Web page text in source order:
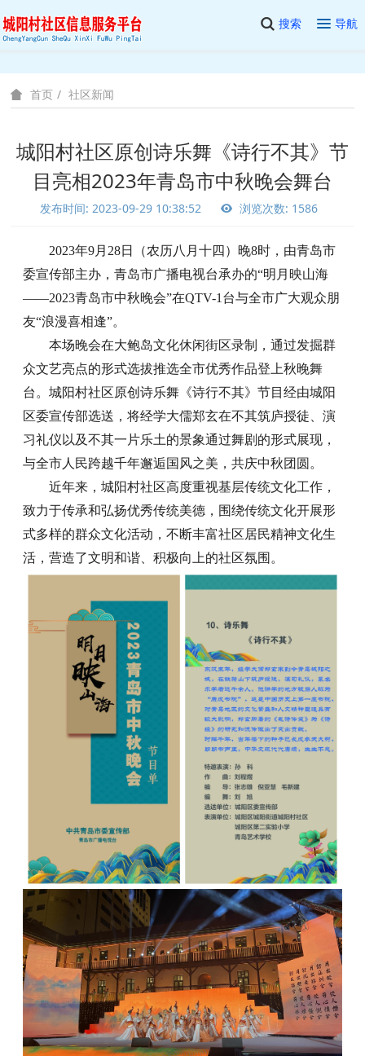
搜索 导航
首页 社区新闻
城阳村社区原创诗乐舞《诗行不其》节
目亮相2023年青岛市中秋晚会舞台
发布时间: 2023-09-29 10:38:52 浏览次数: 1586
2023年9月28日（农历八月十四）晚8时 ， 由青岛市
委宣传部主办，青岛市广播电视台承办的“明月映山海
——2023青岛市中秋晚会”在QTV-1 台与全市广大观众朋
友“浪漫喜相逢”。
本场晚会在大鲍岛文化休闲街区录制，通过发掘群
众文艺亮点的形式选拔推选全市优秀作品登上秋晚舞
台。城阳村社区原创诗乐舞《诗行不其》节目经由城阳
区委宣传部选送，将经学大儒郑玄在不其筑庐授徒、演
习礼仪以及不其一片乐土的景象通过舞剧的形式展现，
与全市人民跨越千年邂逅国风之美，共庆中秋团圆。
近年来，城阳村社区高度重视基层传统文化工作，
致力于传承和弘扬优秀传统美德，围绕传统文化开展形
式多样的群众文化活动，不断丰富社区居民精神文化生
活，营造了文明和谐、积极向上的社区氛围。